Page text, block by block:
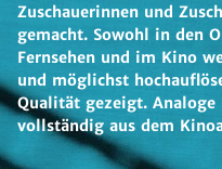
Zuschauerinnen und
gemacht. Sowohl in den
Fernsehen und im Kino
und möglichst
Qualität gezeigt.
vollständig aus dem